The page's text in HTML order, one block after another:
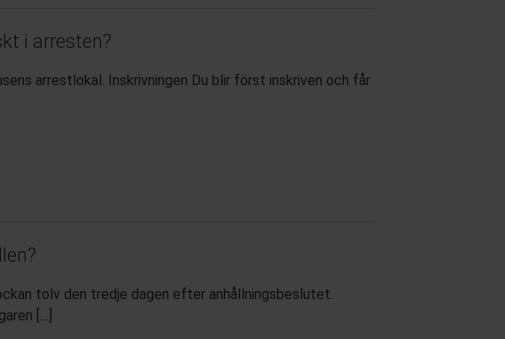
i arresten?
arrestlokal. Inskrivningen Du blir först inskriven och får
tolv den tredje dagen efter anhållningsbeslutet.
[…]